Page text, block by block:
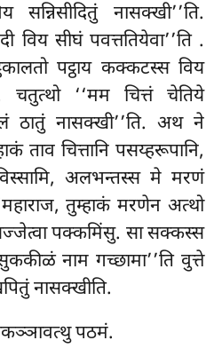
सन्निसीदितुं नासक्खी’’ति.
विय सीघं पवत्ततियेवा’’ति .
पट्ठाय कक्कटस्स विय
चतुत्थो ‘‘मम चित्तं चेतिये
ठातुं नासक्खी’’ति. अथ ने
ताव चित्तानि पसय्हरूपानि,
अलभन्तस्स मे मरणं
तुम्हाकं मरणेन अत्थो
पक्कमिंसु. सा सक्कस्स
नाम गच्छामा’’ति वुत्ते
नासक्खीति.
पठमं.